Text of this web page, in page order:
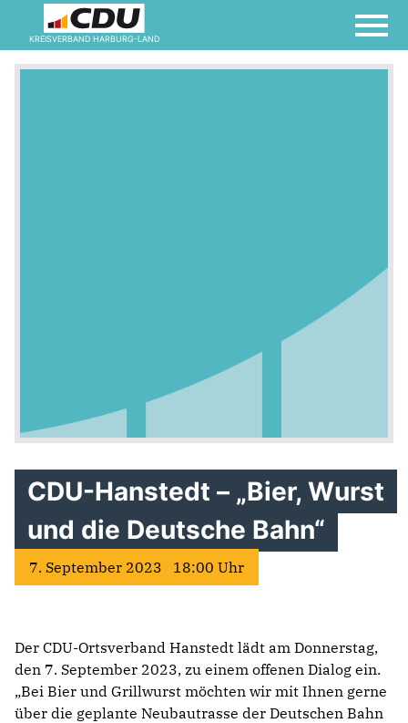
KREISVERBAND HARBURG-LAND
CDU-Hanstedt – „Bier, Wurst
und die Deutsche Bahn“
7. September 2023 18:00 Uhr
Der CDU-Ortsverband Hanstedt lädt am Donnerstag,
den 7. September 2023, zu einem offenen Dialog ein.
„Bei Bier und Grillwurst möchten wir mit Ihnen gerne
über die geplante Neubautrasse der Deutschen Bahn